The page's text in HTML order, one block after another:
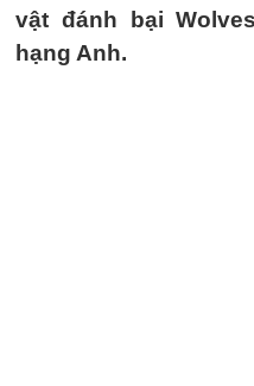
vật đánh bại
hạng Anh.